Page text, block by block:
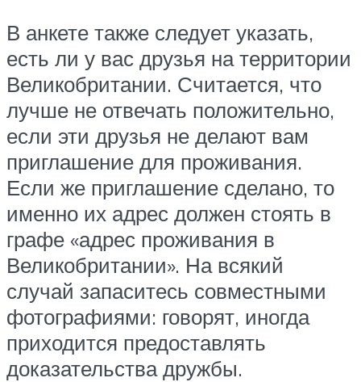
В анкете также следует указать,
есть ли у вас друзья на территории
Великобритании. Считается, что
лучше не отвечать положительно,
если эти друзья не делают вам
приглашение для проживания.
Если же приглашение сделано, то
именно их адрес должен стоять в
графе «адрес проживания в
Великобритании». На всякий
случай запаситесь совместными
фотографиями: говорят, иногда
приходится предоставлять
доказательства дружбы.